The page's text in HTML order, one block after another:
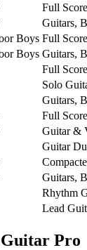
Full Score
Guitars,
Boys Full Score
Boys Guitars,
Full Score
Solo
Guitars,
Full Score
Guitar &
Guitar
Guitars,
Rhythm
Lead
Guitar Pro